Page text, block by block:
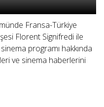
Fransa-Türkiye
Florent Signifredi ile
programı hakkında
ve sinema haberlerini